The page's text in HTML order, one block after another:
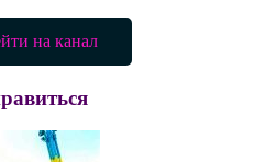
на канал